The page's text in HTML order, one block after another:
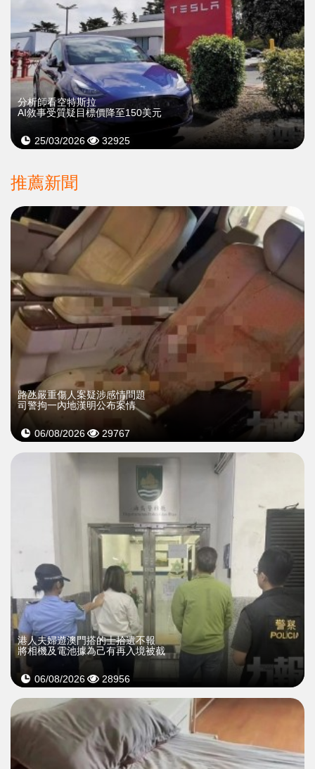
分析師看空特斯拉
AI敘事受質疑目標價降至150美元
25/03/2026 32925
推薦新聞
​路氹嚴重傷人案疑涉感情問題
司警拘一內地漢明公布案情
06/08/2026 29767
​港人夫婦遊澳門搭的士拾遺不報
將相機及電池據為己有再入境被截
06/08/2026 28956